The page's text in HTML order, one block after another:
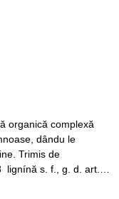
organică complexă
dându le
Trimis de
lignínă s. f., g. d. art.…